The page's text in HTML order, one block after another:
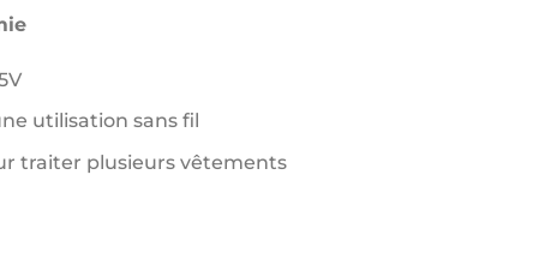
utilisation sans fil
traiter plusieurs vêtements